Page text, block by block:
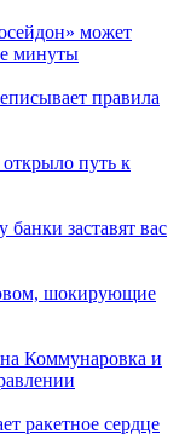
может
минуты
правила
путь к
заставят вас
шокирующие
Коммунаровка и
ракетное сердце